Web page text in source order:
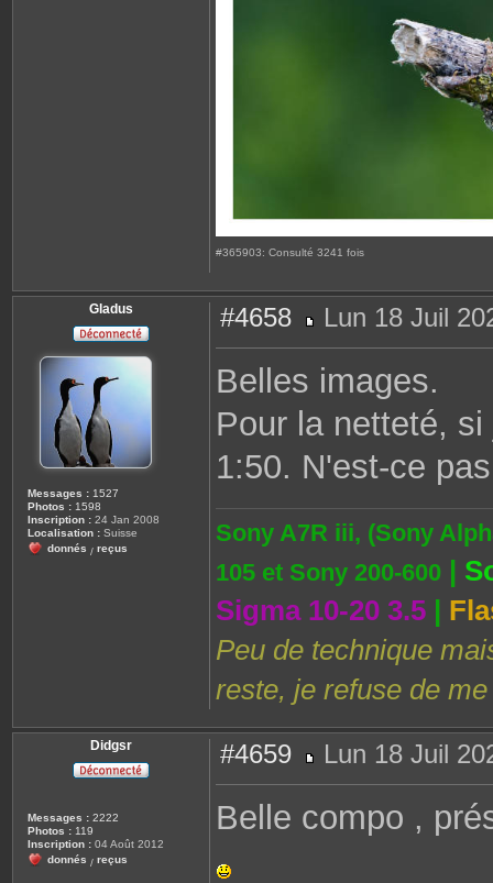
#365903: Consulté 3241 fois
Gladus
Messages : 1527
Photos : 1598
Inscription : 24 Jan 2008
Localisation : Suisse
donnés / reçus
#4658
e
Lun 18 Juil
Belles images.
Pour la netteté,
1:50. N'est-ce
Sony A7R iii, (Sony
105 et Sony 200-600 |
Sigma 10-20 3.5 |
Peu de technique
reste, je refuse de
Didgsr
Messages : 2222
Photos : 119
Inscription : 04 Août 2012
donnés / reçus
#4659
e
a
Lun 18 Juil
Belle compo ,